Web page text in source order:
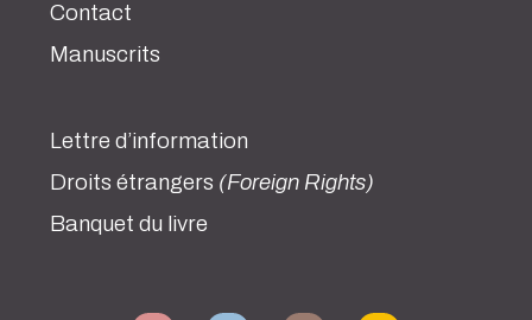
Contact
Manuscrits
Lettre d’information
Droits étrangers (Foreign Rights)
Banquet du livre